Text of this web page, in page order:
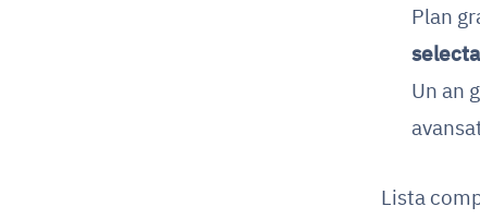
Plan
Un an
Lista